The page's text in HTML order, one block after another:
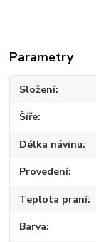
Parametry
Složení
Šíře
Délka návinu
Provedení
Teplota praní
Barva